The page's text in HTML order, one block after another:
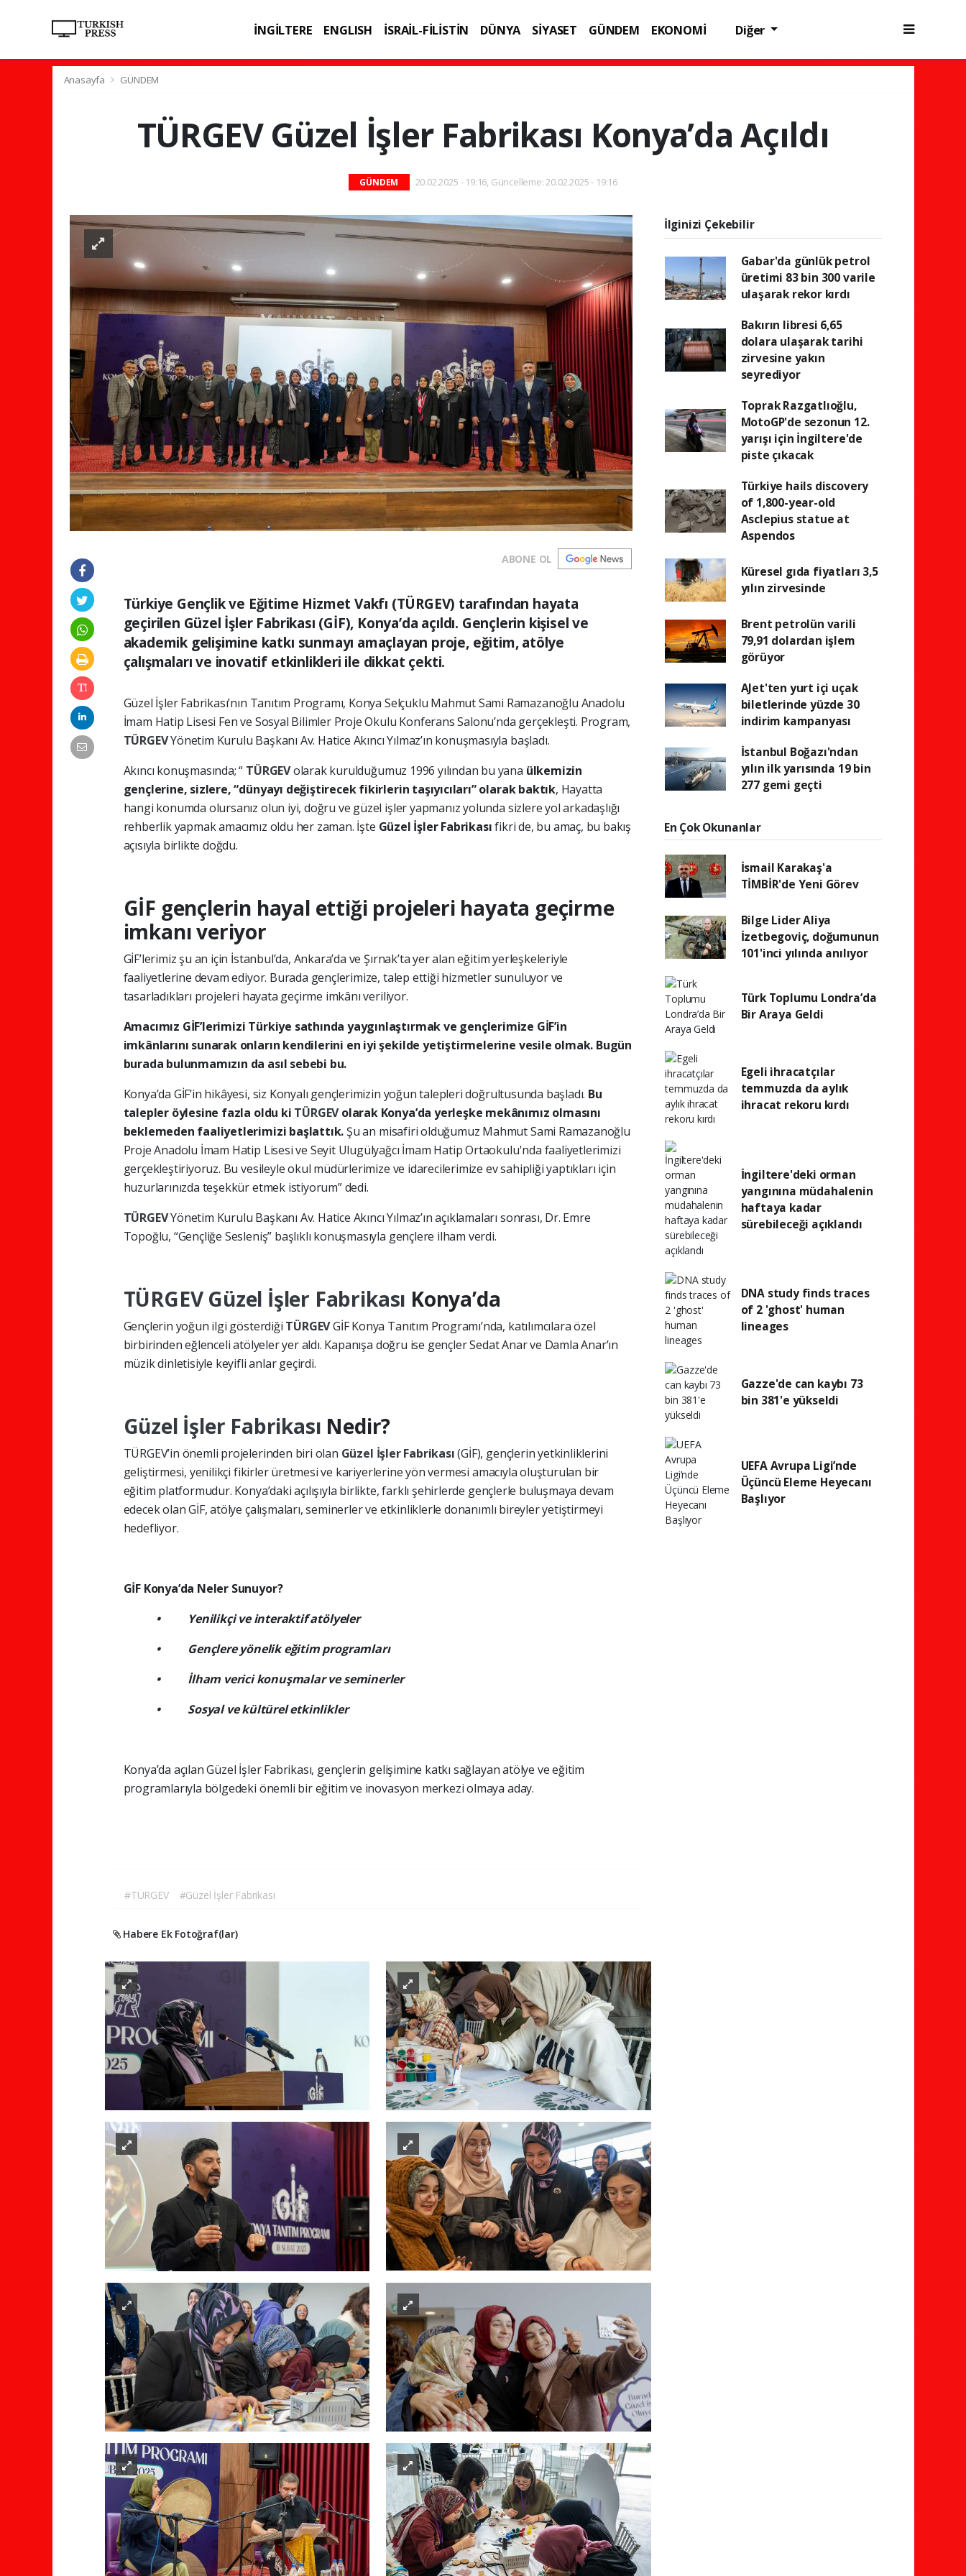
İNGİLTERE ENGLISH İSRAİL-FİLİSTİN DÜNYA SİYASET GÜNDEM
EKONOMİ
Diğer
Anasayfa GÜNDEM
TÜRGEV Güzel İşler Fabrikası Konya’da Açıldı
GÜNDEM 20.02.2025 - 19:16, Güncelleme: 20.02.2025 - 19:16
ABONE OL
Türkiye Gençlik ve Eğitime Hizmet Vakfı (TÜRGEV) tarafından hayata
geçirilen Güzel İşler Fabrikası (GİF), Konya’da açıldı. Gençlerin kişisel ve
akademik gelişimine katkı sunmayı amaçlayan proje, eğitim, atölye
çalışmaları ve inovatif etkinlikleri ile dikkat çekti.
Güzel İşler Fabrikası’nın Tanıtım Programı, Konya Selçuklu Mahmut Sami Ramazanoğlu Anadolu
İmam Hatip Lisesi Fen ve Sosyal Bilimler Proje Okulu Konferans Salonu’nda gerçekleşti. Program,
TÜRGEVYönetim Kurulu Başkanı Av. Hatice Akıncı Yılmaz’ın konuşmasıyla başladı.
Akıncı konuşmasında; “ TÜRGEVolarak kurulduğumuz 1996 yılından bu yana ülkemizin
gençlerine, sizlere, “dünyayı değiştirecek fikirlerin taşıyıcıları” olarak baktık, Hayatta
hangi konumda olursanız olun iyi, doğru ve güzel işler yapmanız yolunda sizlere yol arkadaşlığı
rehberlik yapmak amacımız oldu her zaman. İşte Güzel İşler Fabrikasıfikri de, bu amaç, bu bakış
açısıyla birlikte doğdu.
GİF gençlerin hayal ettiği projeleri hayata geçirme
imkanı veriyor
GİF’lerimiz şu an için İstanbul’da, Ankara’da ve Şırnak’ta yer alan eğitim yerleşkeleriyle
faaliyetlerine devam ediyor. Burada gençlerimize, talep ettiği hizmetler sunuluyor ve
tasarladıkları projeleri hayata geçirme imkânı veriliyor.
Amacımız GİF’lerimizi Türkiye sathında yaygınlaştırmak ve gençlerimize GİF’in
imkânlarını sunarak onların kendilerini en iyi şekilde yetiştirmelerine vesile olmak. Bugün
burada bulunmamızın da asıl sebebi bu.
Konya’da GİF’in hikâyesi, siz Konyalı gençlerimizin yoğun talepleri doğrultusunda başladı. Bu
talepler öylesine fazla oldu ki TÜRGEVolarak Konya’da yerleşke mekânımız olmasını
beklemeden faaliyetlerimizi başlattık.Şu an misafiri olduğumuz Mahmut Sami Ramazanoğlu
Proje Anadolu İmam Hatip Lisesi ve Seyit Ulugülyağcı İmam Hatip Ortaokulu'nda faaliyetlerimizi
gerçekleştiriyoruz. Bu vesileyle okul müdürlerimize ve idarecilerimize ev sahipliği yaptıkları için
huzurlarınızda teşekkür etmek istiyorum” dedi.
TÜRGEVYönetim Kurulu Başkanı Av. Hatice Akıncı Yılmaz’ın açıklamaları sonrası, Dr. Emre
Topoğlu, “Gençliğe Sesleniş” başlıklı konuşmasıyla gençlere ilham verdi.
TÜRGEV Güzel İşler Fabrikası Konya’da
Gençlerin yoğun ilgi gösterdiği TÜRGEVGİF Konya Tanıtım Programı’nda, katılımcılara özel
birbirinden eğlenceli atölyeler yer aldı. Kapanışa doğru ise gençler Sedat Anar ve Damla Anar’ın
müzik dinletisiyle keyifli anlar geçirdi.
Güzel İşler Fabrikası Nedir?
TÜRGEV’in önemli projelerinden biri olan Güzel İşler Fabrikası(GİF), gençlerin yetkinliklerini
geliştirmesi, yenilikçi fikirler üretmesi ve kariyerlerine yön vermesi amacıyla oluşturulan bir
eğitim platformudur. Konya’daki açılışıyla birlikte, farklı şehirlerde gençlerle buluşmaya devam
edecek olan GİF, atölye çalışmaları, seminerler ve etkinliklerle donanımlı bireyler yetiştirmeyi
hedefliyor.
GİF Konya’da Neler Sunuyor?
• Yenilikçi ve interaktif atölyeler
• Gençlere yönelik eğitim programları
• İlham verici konuşmalar ve seminerler
• Sosyal ve kültürel etkinlikler
Konya’da açılan Güzel İşler Fabrikası, gençlerin gelişimine katkı sağlayan atölye ve eğitim
programlarıyla bölgedeki önemli bir eğitim ve inovasyon merkezi olmaya aday.
#TÜRGEV #Güzel İşler Fabrikası
Habere Ek Fotoğraf(lar)
İlginizi Çekebilir
Gabar'da günlük petrol
üretimi 83 bin 300 varile
ulaşarak rekor kırdı
Bakırın libresi 6,65
dolara ulaşarak tarihi
zirvesine yakın
seyrediyor
Toprak Razgatlıoğlu,
MotoGP'de sezonun 12.
yarışı için İngiltere'de
piste çıkacak
Türkiye hails discovery
of 1,800-year-old
Asclepius statue at
Aspendos
Küresel gıda fiyatları 3,5
yılın zirvesinde
Brent petrolün varili
79,91 dolardan işlem
görüyor
AJet'ten yurt içi uçak
biletlerinde yüzde 30
indirim kampanyası
İstanbul Boğazı'ndan
yılın ilk yarısında 19 bin
277 gemi geçti
En Çok Okunanlar
İsmail Karakaş'a
TİMBİR'de Yeni Görev
Bilge Lider Aliya
İzetbegoviç, doğumunun
101'inci yılında anılıyor
Türk Toplumu Londra’da
Bir Araya Geldi
Egeli ihracatçılar
temmuzda da aylık
ihracat rekoru kırdı
İngiltere'deki orman
yangınına müdahalenin
haftaya kadar
sürebileceği açıklandı
DNA study finds traces
of 2 'ghost' human
lineages
Gazze'de can kaybı 73
bin 381'e yükseldi
UEFA Avrupa Ligi’nde
Üçüncü Eleme Heyecanı
Başlıyor